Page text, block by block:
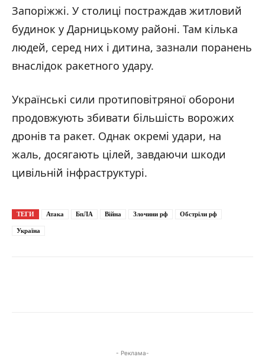
Запоріжжі. У столиці постраждав житловий
будинок у Дарницькому районі. Там кілька
людей, серед них і дитина, зазнали поранень
внаслідок ракетного удару.
Українські сили протиповітряної оборони
продовжують збивати більшість ворожих
дронів та ракет. Однак окремі удари, на
жаль, досягають цілей, завдаючи шкоди
цивільній інфраструктурі.
ТЕГИ Атака БпЛА Війна Злочини рф Обстріли рф
Україна
- Реклама-